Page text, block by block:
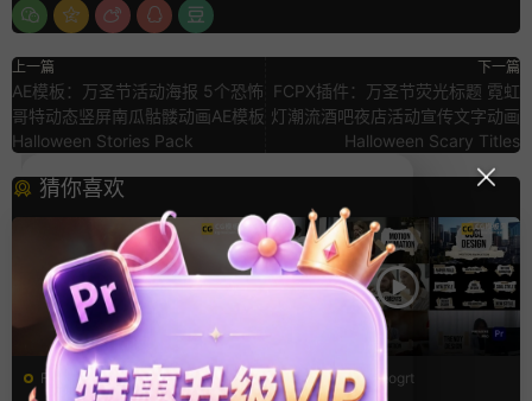
上一篇
AE模板：万圣节活动海报 5个恐怖
哥特动态竖屏南瓜骷髅动画AE模板
Halloween Stories Pack
下一篇
FCPX插件：万圣节荧光标题 霓虹
灯潮流酒吧夜店活动宣传文字动画
Halloween Scary Titles
猜你喜欢
FCPX转场
PR基本图形mogrt